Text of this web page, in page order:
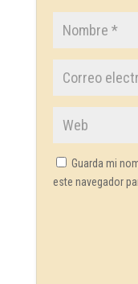
Guarda mi
este navegador